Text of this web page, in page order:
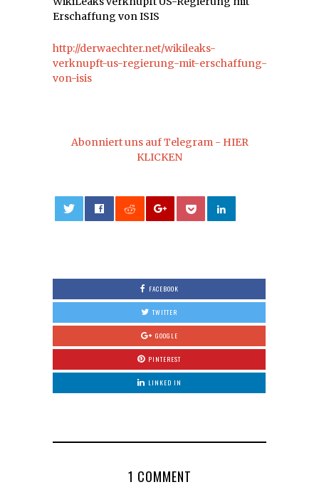
Erschaffung von ISIS
http://derwaechter.net/wikileaks-
verknupft-us-regierung-mit-erschaffung-
von-isis
Abonniert uns auf Telegram - HIER
KLICKEN
FACEBOOK
TWITTER
GOOGLE
PINTEREST
LINKED IN
1 COMMENT